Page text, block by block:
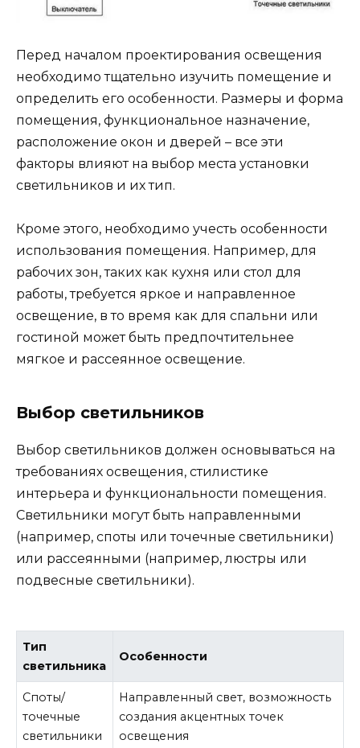
Перед началом проектирования освещения
необходимо тщательно изучить помещение и
определить его особенности. Размеры и форма
помещения, функциональное назначение,
расположение окон и дверей – все эти
факторы влияют на выбор места установки
светильников и их тип.
Кроме этого, необходимо учесть особенности
использования помещения. Например, для
рабочих зон, таких как кухня или стол для
работы, требуется яркое и направленное
освещение, в то время как для спальни или
гостиной может быть предпочтительнее
мягкое и рассеянное освещение.
Выбор светильников
Выбор светильников должен основываться на
требованиях освещения, стилистике
интерьера и функциональности помещения.
Светильники могут быть направленными
(например, споты или точечные светильники)
или рассеянными (например, люстры или
подвесные светильники).
Тип
светильника
Особенности
Споты/
точечные
светильники
Направленный свет, возможность
создания акцентных точек
освещения